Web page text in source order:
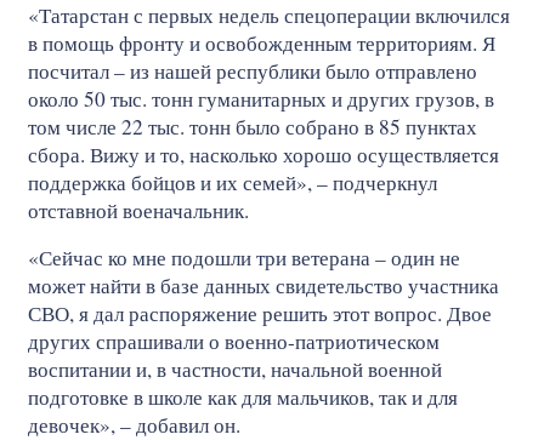
«Татарстан с первых недель спецоперации включился
в помощь фронту и освобожденным территориям. Я
посчитал – из нашей республики было отправлено
около 50 тыс. тонн гуманитарных и других грузов, в
том числе 22 тыс. тонн было собрано в 85 пунктах
сбора. Вижу и то, насколько хорошо осуществляется
поддержка бойцов и их семей», – подчеркнул
отставной военачальник.
«Сейчас ко мне подошли три ветерана – один не
может найти в базе данных свидетельство участника
СВО, я дал распоряжение решить этот вопрос. Двое
других спрашивали о военно-патриотическом
воспитании и, в частности, начальной военной
подготовке в школе как для мальчиков, так и для
девочек», – добавил он.